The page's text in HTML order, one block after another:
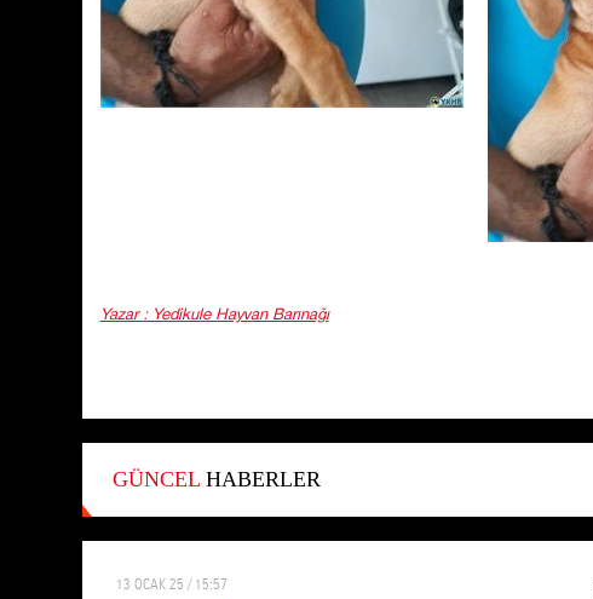
Yazar : Yedikule Hayvan Barınağı
GÜNCELHABERLER
13 OCAK 25 / 15:57